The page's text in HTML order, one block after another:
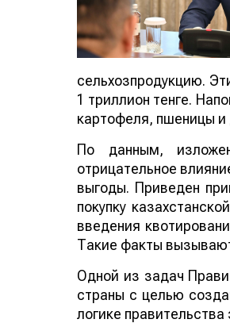
сельхозпродукцию.
1 триллион тенге.
картофеля, пшеницы
По данным,
отрицательное
выгоды. Приведен
покупку
введения
Такие факты
Одной из задач
страны с целью
логике